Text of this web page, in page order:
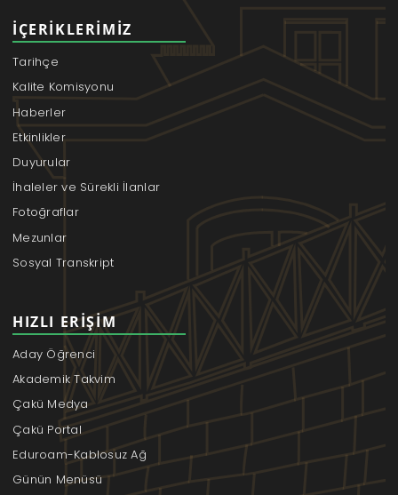
İÇERIKLERIMIZ
Tarihçe
Kalite Komisyonu
Haberler
Etkinlikler
Duyurular
İhaleler ve Sürekli İlanlar
Fotoğraflar
Mezunlar
Sosyal Transkript
HIZLI ERIŞIM
Aday Öğrenci
Akademik Takvim
Çakü Medya
Çakü Portal
Eduroam-Kablosuz Ağ
Günün Menüsü